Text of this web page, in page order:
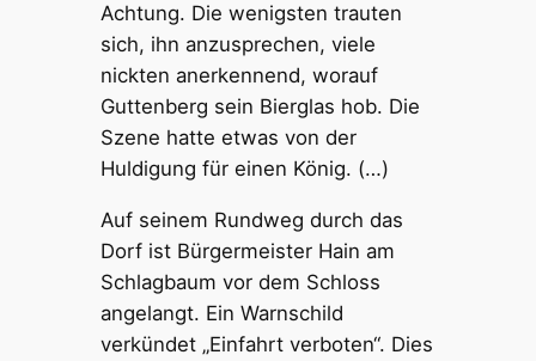
Achtung. Die wenigsten trauten
sich, ihn anzusprechen, viele
nickten anerkennend, worauf
Guttenberg sein Bierglas hob. Die
Szene hatte etwas von der
Huldigung für einen König. (…)
Auf seinem Rundweg durch das
Dorf ist Bürgermeister Hain am
Schlagbaum vor dem Schloss
angelangt. Ein Warnschild
verkündet „Einfahrt verboten“. Dies